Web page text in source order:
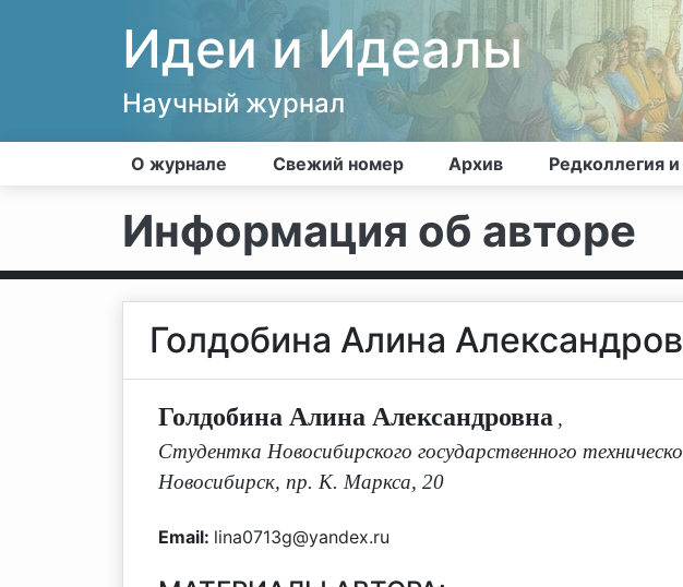
Идеи и Идеалы
Научный журнал
О журнале Свежий номер Архив Редколлегия
Информация об авторе
Голдобина Алина
Голдобина Алина Александровна ,
Студентка Новосибирского государственного
Новосибирск, пр. К. Маркса, 20
Email: lina0713g@yandex.ru